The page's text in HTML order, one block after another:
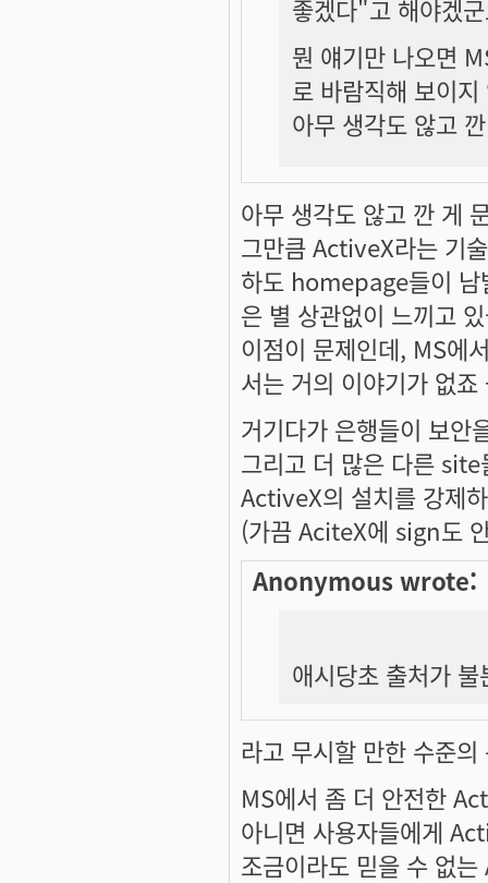
좋겠다"고 해야겠
뭔 얘기만 나오면
로 바람직해 보이
아무 생각도 않고
아무 생각도 않고 깐 게
그만큼 ActiveX라는 기
하도 homepage들이 남
은 별 상관없이 느끼고
이점이 문제인데, MS에
서는 거의 이야기가 없
거기다가 은행들이 보
그리고 더 많은 다른
ActiveX의 설치를 강제
(가끔 AciteX에 sign도
Anonymous wrote:
애시당초 출처가
라고 무시할 만한 수준
MS에서 좀 더 안전한
아니면 사용자들에게
조금이라도 믿을 수 없